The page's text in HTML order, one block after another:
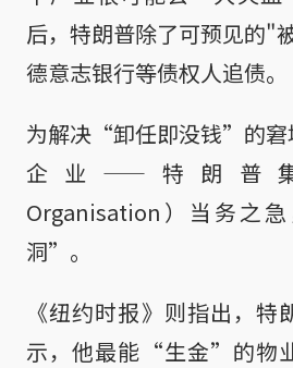
后，特朗普除了可预见的"
德意志银行等债权人追债。
为解决“卸任即没钱”的窘
企业——特朗普
Organisation）当务之
洞”。
《纽约时报》则指出，特
示，他最能“生金”的物